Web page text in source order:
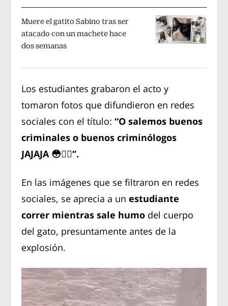
Muere el gatito Sabino tras ser
atacado con un machete hace
dos semanas
Los estudiantes grabaron el acto y
tomaron fotos que difundieron en redes
sociales con el título:“O salemos buenos
criminales o buenos criminólogos
JAJAJA 😳🙂‍↕️”.
En las imágenes que se filtraron en redes
sociales, se aprecia a unestudiante
correr mientras sale humo del cuerpo
del gato, presuntamente antes de la
explosión.